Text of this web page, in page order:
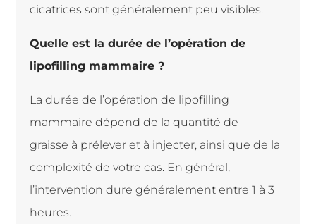
cicatrices sont généralement peu visibles.
Quelle est la durée de l’opération de
lipofilling mammaire ?
La durée de l’opération de lipofilling
mammaire dépend de la quantité de
graisse à prélever et à injecter, ainsi que de la
complexité de votre cas. En général,
l’intervention dure généralement entre 1 à 3
heures.